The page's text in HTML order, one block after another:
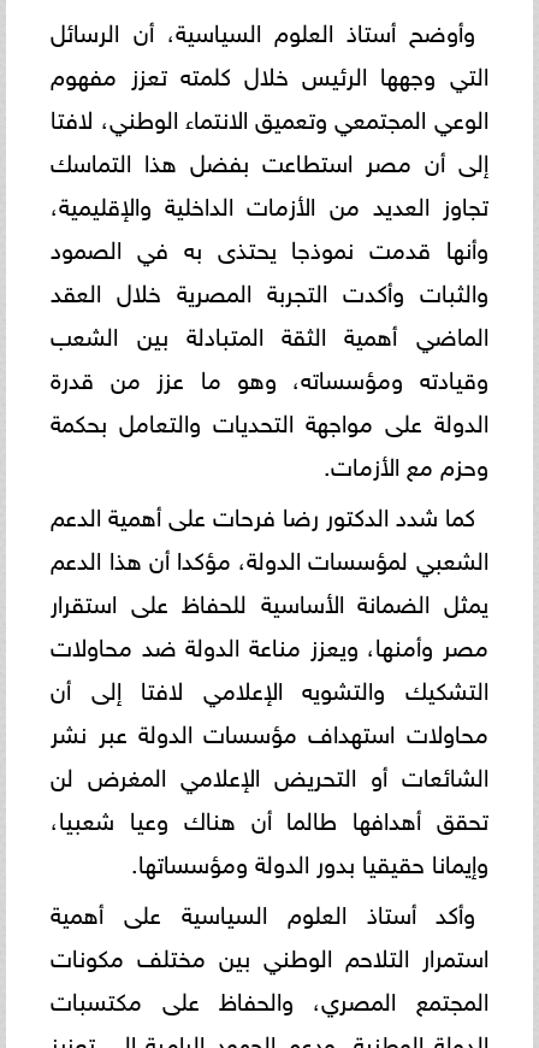
وأوضح أستاذ العلوم السياسية، أن الرسائل
التي وجهها الرئيس خلال كلمته تعزز مفهوم
الوعي المجتمعي وتعميق الانتماء الوطني، لافتا
إلى أن مصر استطاعت بفضل هذا التماسك
تجاوز العديد من الأزمات الداخلية والإقليمية،
وأنها قدمت نموذجا يحتذى به في الصمود
والثبات وأكدت التجربة المصرية خلال العقد
الماضي أهمية الثقة المتبادلة بين الشعب
وقيادته ومؤسساته، وهو ما عزز من قدرة
الدولة على مواجهة التحديات والتعامل بحكمة
وحزم مع الأزمات.
كما شدد الدكتور رضا فرحات على أهمية الدعم
الشعبي لمؤسسات الدولة، مؤكدا أن هذا الدعم
يمثل الضمانة الأساسية للحفاظ على استقرار
مصر وأمنها، ويعزز مناعة الدولة ضد محاولات
التشكيك والتشويه الإعلامي لافتا إلى أن
محاولات استهداف مؤسسات الدولة عبر نشر
الشائعات أو التحريض الإعلامي المغرض لن
تحقق أهدافها طالما أن هناك وعيا شعبيا،
وإيمانا حقيقيا بدور الدولة ومؤسساتها.
وأكد أستاذ العلوم السياسية على أهمية
استمرار التلاحم الوطني بين مختلف مكونات
المجتمع المصري، والحفاظ على مكتسبات